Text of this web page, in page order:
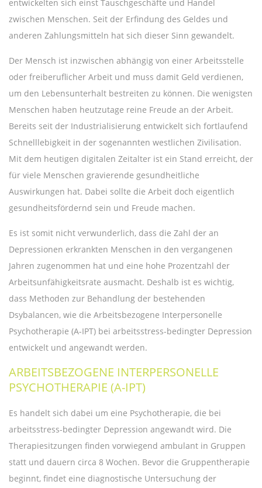
entwickelten sich einst Tauschgeschäfte und Handel
zwischen Menschen. Seit der Erfindung des Geldes und
anderen Zahlungsmitteln hat sich dieser Sinn gewandelt.
Der Mensch ist inzwischen abhängig von einer Arbeitsstelle
oder freiberuflicher Arbeit und muss damit Geld verdienen,
um den Lebensunterhalt bestreiten zu können. Die wenigsten
Menschen haben heutzutage reine Freude an der Arbeit.
Bereits seit der Industrialisierung entwickelt sich fortlaufend
Schnelllebigkeit in der sogenannten westlichen Zivilisation.
Mit dem heutigen digitalen Zeitalter ist ein Stand erreicht, der
für viele Menschen gravierende gesundheitliche
Auswirkungen hat. Dabei sollte die Arbeit doch eigentlich
gesundheitsfördernd sein und Freude machen.
Es ist somit nicht verwunderlich, dass die Zahl der an
Depressionen erkrankten Menschen in den vergangenen
Jahren zugenommen hat und eine hohe Prozentzahl der
Arbeitsunfähigkeitsrate ausmacht. Deshalb ist es wichtig,
dass Methoden zur Behandlung der bestehenden
Dsybalancen, wie die Arbeitsbezogene Interpersonelle
Psychotherapie (A-IPT) bei arbeitsstress-bedingter Depression
entwickelt und angewandt werden.
ARBEITSBEZOGENE INTERPERSONELLE
PSYCHOTHERAPIE (A-IPT)
Es handelt sich dabei um eine Psychotherapie, die bei
arbeitsstress-bedingter Depression angewandt wird. Die
Therapiesitzungen finden vorwiegend ambulant in Gruppen
statt und dauern circa 8 Wochen. Bevor die Gruppentherapie
beginnt, findet eine diagnostische Untersuchung der